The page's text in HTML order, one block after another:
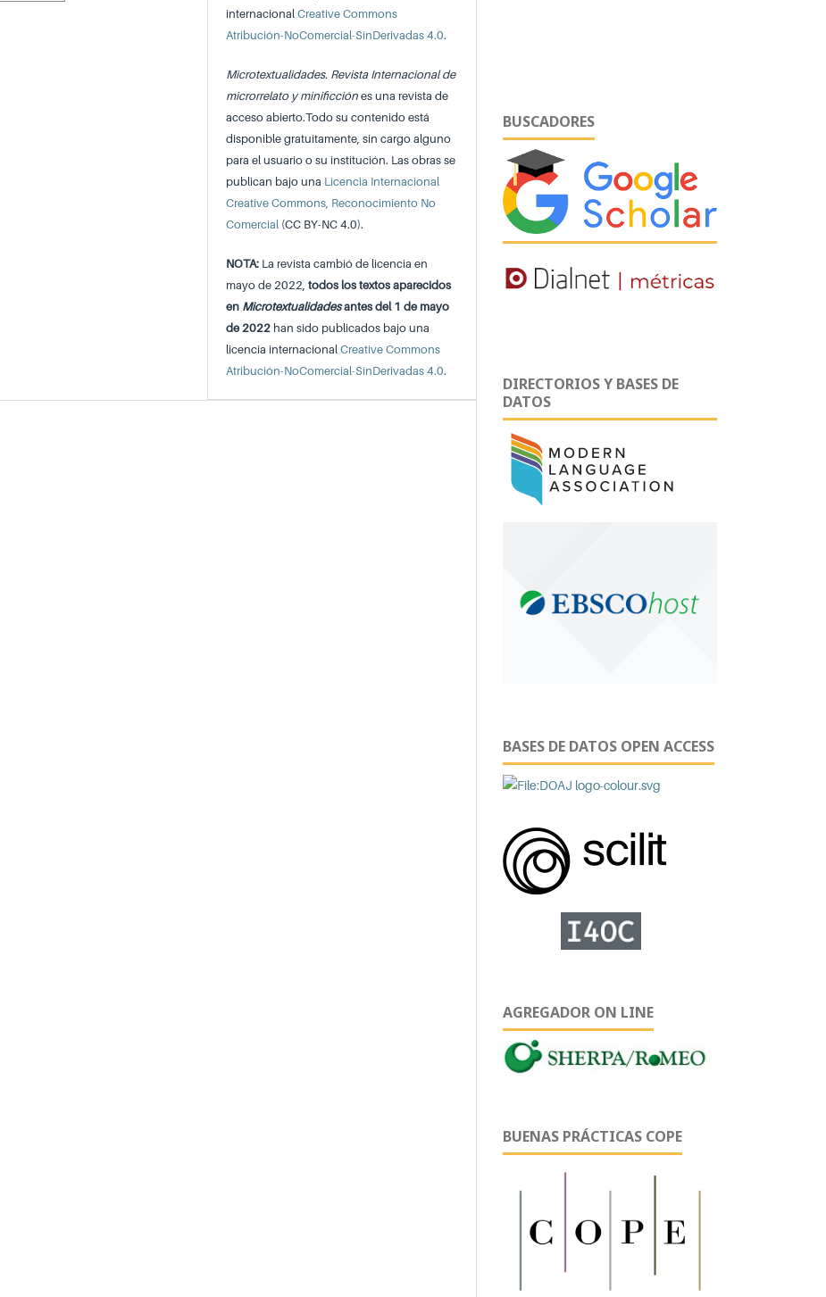
internacionalCreative Commons
Atribución-NoComercial-SinDerivadas 4.0.
Microtextualidades. Revista Internacional de
microrrelato y minificciónes una revista de
acceso abierto.Todo su contenido está
disponible gratuitamente, sin cargo alguno
para el usuario o su institución. Las obras se
publican bajo una Licencia Internacional
Creative Commons, Reconocimiento No
Comercial (CC BY-NC 4.0).
NOTA: La revista cambió de licencia en
mayo de 2022,todos los textos aparecidos
en Microtextualidadesantes del 1 de mayo
de 2022 han sido publicados bajo una
licencia internacionalCreative Commons
Atribución-NoComercial-SinDerivadas 4.0.
BUSCADORES
DIRECTORIOS Y BASES DE
DATOS
BASES DE DATOS OPEN ACCESS
AGREGADOR ON LINE
BUENAS PRÁCTICAS COPE